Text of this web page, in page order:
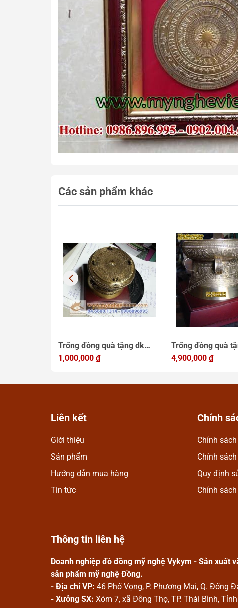
Các sản phẩm khác
Trống đồng quà tặng dk
10cm, mẫu quà tặng điện
1,000,000 ₫
Trống đồng quà
25cm, Trống Đồng
4,900,000 ₫
Liên kết
Giới thiệu
Sản phẩm
Hướng dẫn mua hàng
Tin tức
Chính
Chính
Chính
Quy định
Chính
Mình rất ưng khi đến Mỹ
nhiều mặt hàng phong
công ty ngày càng phát
Thông tin liên hệ
Doanh nghiệp đồ đồng mỹ nghệ Vykym - Sản xuất
sản phẩm mỹ nghệ Đồng.
- Địa chỉ VP: 46 Phố Vọng, P. Phương Mai, Q. Đống
- Xưởng SX: Xóm 7, xã Đông Thọ, TP. Thái Bình,